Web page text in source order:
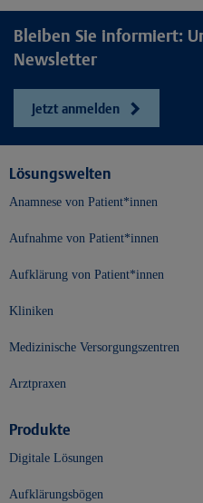
Bleiben Sie informiert:
Newsletter
Jetzt anmelden
Lösungswelten
Anamnese von Patient*innen
Aufnahme von Patient*innen
Aufklärung von Patient*innen
Kliniken
Medizinische Versorgungszentren
Arztpraxen
Produkte
Digitale Lösungen
Aufklärungsbögen